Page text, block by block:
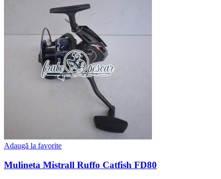
Adaugă la favorite
Mulineta Mistrall Ruffo Catfish FD80